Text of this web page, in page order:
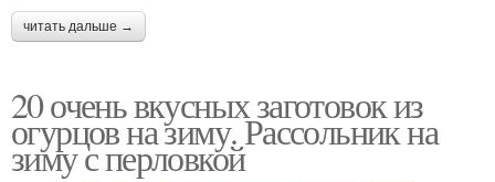
читать дальше →
20 очень вкусных заготовок из
огурцов на зиму. Рассольник на
зиму с перловкой